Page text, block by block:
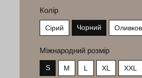
Колір
Сірий Чорний
Міжнародний розмір
S M L XL XXL